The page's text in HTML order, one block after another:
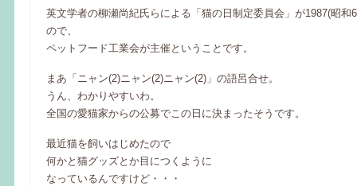
英文学者の柳瀬尚紀氏らによる「猫の日制定委員会」が1987(昭和
ので、
ペットフード工業会が主催ということです。
まあ「ニャン(2)ニャン(2)ニャン(2)」の語呂合せ。
うん、わかりやすいわ。
全国の愛猫家からの公募でこの日に決まったそうです。
最近猫を飼いはじめたので
何かと猫グッズとか目につくように
なっているんですけど・・・